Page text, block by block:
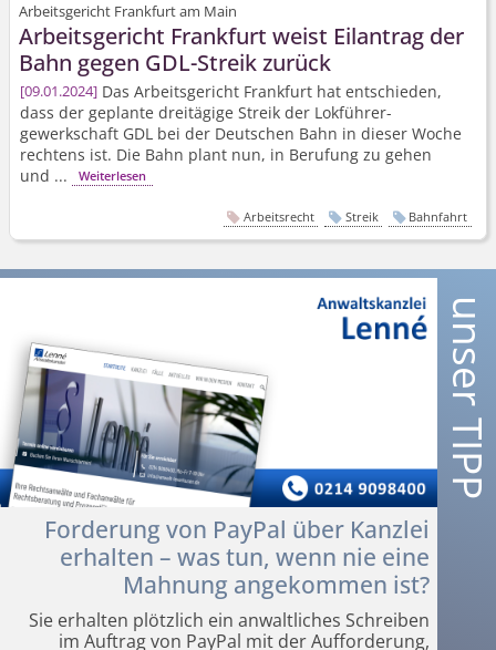
Arbeitsgericht Frankfurt am Main
Arbeitsgericht Frankfurt weist Eilantrag der
Bahn gegen GDL-Streik zurück
09.01.2024 Das Arbeitsgericht Frankfurt hat entschieden,
dass der geplante dreitägige Streik der Lokführer­
gewerkschaft GDL bei der Deutschen Bahn in dieser Woche
rechtens ist. Die Bahn plant nun, in Berufung zu gehen
und ...
Weiterlesen
Arbeitsrecht Streik Bahnfahrt
Forderung von PayPal über Kanzlei
erhalten – was tun, wenn nie eine
Mahnung angekommen ist?
Sie erhalten plötzlich ein anwaltliches Schreiben
im Auftrag von PayPal mit der Aufforderung,